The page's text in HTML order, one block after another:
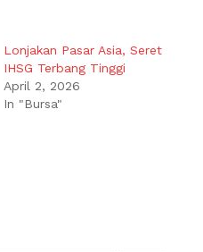
Lonjakan Pasar Asia, Seret
IHSG Terbang Tinggi
April 2, 2026
In "Bursa"